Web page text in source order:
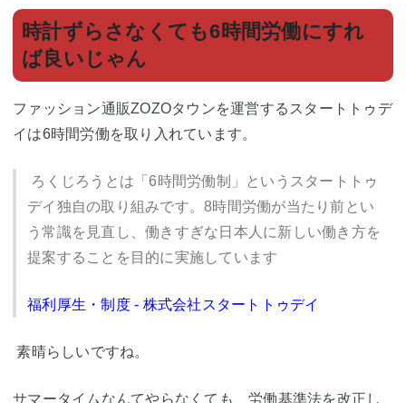
時計ずらさなくても6時間労働にすれ
ば良いじゃん
ファッション通販ZOZOタウンを運営するスタートトゥデ
イは6時間労働を取り入れています。
ろくじろうとは「6時間労働制」というスタートトゥ
デイ独自の取り組みです。8時間労働が当たり前とい
う常識を見直し、働きすぎな日本人に新しい働き方を
提案することを目的に実施しています
福利厚生・制度 - 株式会社スタートトゥデイ
素晴らしいですね。
サマータイムなんてやらなくても、労働基準法を改正し